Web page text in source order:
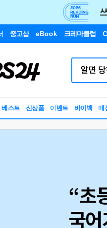
중고샵 eBook 크레마클럽
베스트 신상품 이벤트 바이백 매